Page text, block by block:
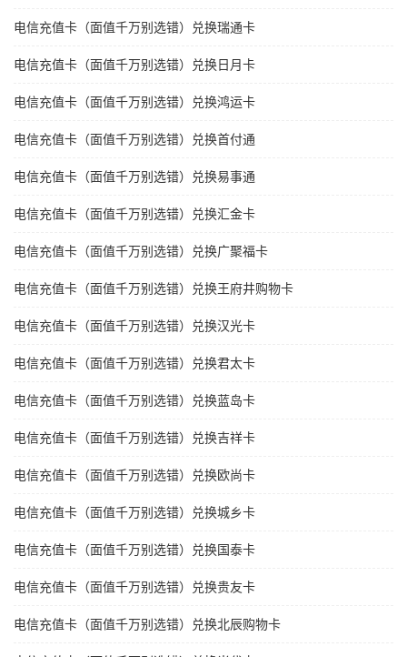
电信充值卡（面值千万别选错）兑换瑞通卡
电信充值卡（面值千万别选错）兑换日月卡
电信充值卡（面值千万别选错）兑换鸿运卡
电信充值卡（面值千万别选错）兑换首付通
电信充值卡（面值千万别选错）兑换易事通
电信充值卡（面值千万别选错）兑换汇金卡
电信充值卡（面值千万别选错）兑换广聚福卡
电信充值卡（面值千万别选错）兑换王府井购物卡
电信充值卡（面值千万别选错）兑换汉光卡
电信充值卡（面值千万别选错）兑换君太卡
电信充值卡（面值千万别选错）兑换蓝岛卡
电信充值卡（面值千万别选错）兑换吉祥卡
电信充值卡（面值千万别选错）兑换欧尚卡
电信充值卡（面值千万别选错）兑换城乡卡
电信充值卡（面值千万别选错）兑换国泰卡
电信充值卡（面值千万别选错）兑换贵友卡
电信充值卡（面值千万别选错）兑换北辰购物卡